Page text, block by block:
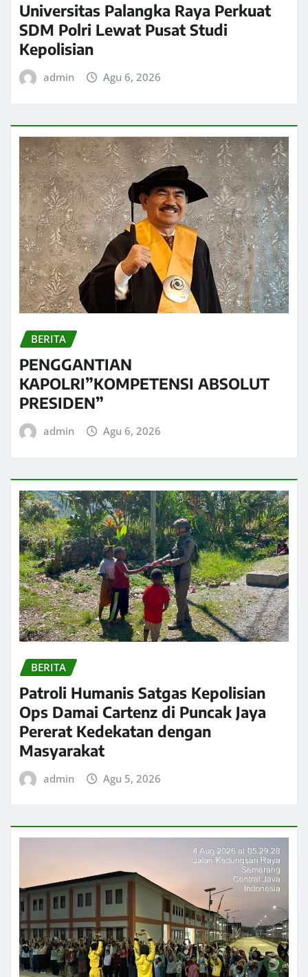
Universitas Palangka Raya Perkuat
SDM Polri Lewat Pusat Studi
Kepolisian
admin Agu 6, 2026
BERITA
PENGGANTIAN
KAPOLRI”KOMPETENSI ABSOLUT
PRESIDEN”
admin Agu 6, 2026
BERITA
Patroli Humanis Satgas Kepolisian
Ops Damai Cartenz di Puncak Jaya
Pererat Kedekatan dengan
Masyarakat
admin Agu 5, 2026